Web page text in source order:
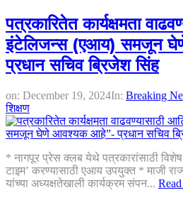
पत्रकारितेत कार्यक्षमता
इंटेलिजन्स (एआय) समजून
प्रधान सचिव ब्रिजेश सिंह
on: December 19, 2024In: Breaking
शिक्षण
* नागपूर प्रेस क्लब येथे पत्रकारांसाठी विशेष
टाइम’ करण्यासाठी एआय उपयुक्त * माजी
यांच्या अध्यक्षतेखाली कार्यक्रम संपन...